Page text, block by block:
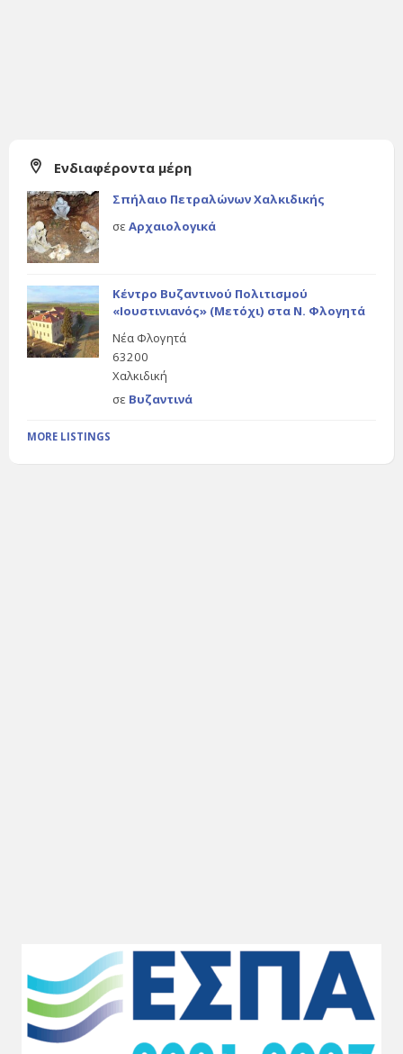
Ενδιαφέροντα μέρη
Σπήλαιο Πετραλώνων Χαλκιδικής
σε Αρχαιολογικά
Κέντρο Βυζαντινού Πολιτισμού
«Ιουστινιανός» (Μετόχι) στα Ν. Φλογητά
Νέα Φλογητά
63200
Χαλκιδική
σε Βυζαντινά
MORE LISTINGS